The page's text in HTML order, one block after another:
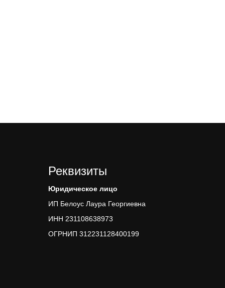
Реквизиты
ИП Белоус Лаура Георгиевна
ИНН 231108638973
ОГРНИП 312231128400199
Юридическое лицо